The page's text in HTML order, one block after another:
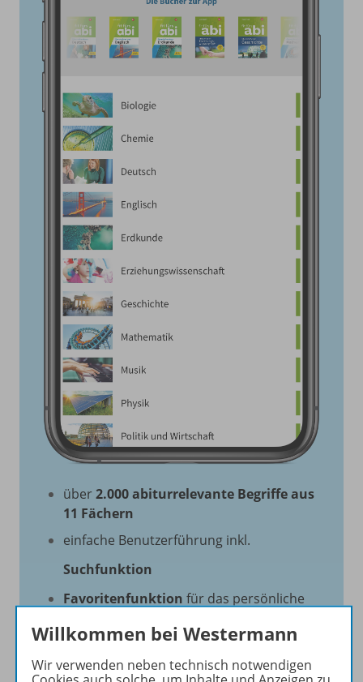
über2.000 abiturrelevante Begriffe aus
11 Fächern
einfache Benutzerführung inkl.
Suchfunktion
Favoritenfunktion für das persönliche
Glossar
Lern-Check mit
digitalen „Karteikarten"
Willkommen bei Westermann
Wir verwenden neben technisch notwendigen